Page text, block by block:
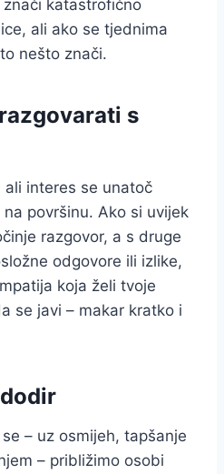
katastrofično
ali ako se tjednima
nešto znači.
s
interes se unatoč
površinu. Ako si uvijek
razgovor, a s druge
odgovore ili izlike,
koja želi tvoje
se javi – makar kratko i
– uz osmijeh, tapšanje
– približimo osobi